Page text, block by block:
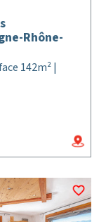
Rhône-
142m² |